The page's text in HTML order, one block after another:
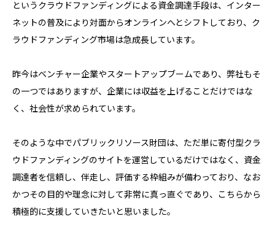
というクラウドファンディングによる資金調達手段は、インター
ネットの普及により対面からオンラインへとシフトしており、ク
ラウドファンディング市場は急成長しています。
昨今はベンチャー企業やスタートアップブームであり、弊社もそ
の一つではありますが、企業には収益を上げることだけではな
く、社会性が求められています。
そのような中でパブリックリソース財団は、ただ単に寄付型クラ
ウドファンディングのサイトを運営しているだけではなく、資金
調達者を信頼し、伴走し、評価する枠組みが備わっており、なお
かつその目的や理念に対して非常に真っ直ぐであり、こちらから
積極的に支援していきたいと思いました。